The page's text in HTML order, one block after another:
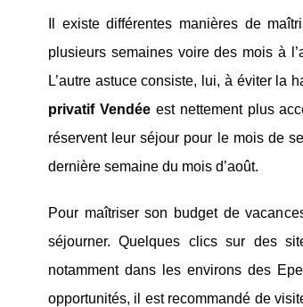
Il existe différentes manières de
plusieurs semaines voire des mois à
L’autre astuce consiste, lui, à éviter la
privatif Vendéeest nettement plus
réservent leur séjour pour le mois de
dernière semaine du mois d’août.
Pour maîtriser son budget de
séjourner. Quelques clics sur des
notamment dans les environs des
opportunités, il est recommandé de